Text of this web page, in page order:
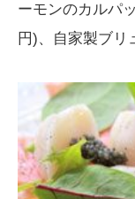
ーモンのカルパ
円)、自家製ブリ